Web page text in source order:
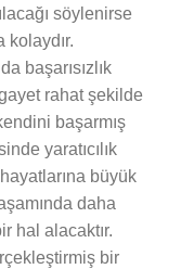
söylenirse
başarısızlık
rahat şekilde
başarmış
yaratıcılık
büyük
daha
hal alacaktır.
bir